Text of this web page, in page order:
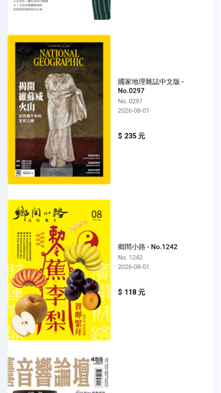
國家地理雜誌中文版 -
No.0297
No. 0297
2026-08-01
$ 235 元
鄉間小路 - No.1242
No. 1242
2026-08-01
$ 118 元